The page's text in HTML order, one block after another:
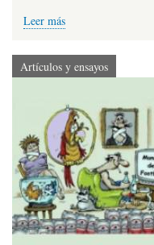
Leer más
Artículos y ensayos